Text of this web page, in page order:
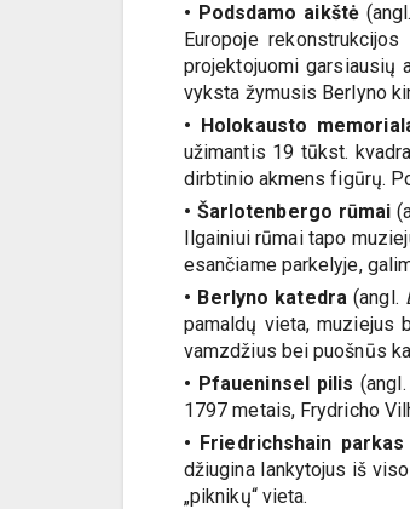
• Podsdamo aikštė(angl.
Europoje
projektojuomi garsiausių
vyksta žymusis Berlyno
• Holokausto
užimantis 19 tūkst.
dirbtinio akmens figūrų.
• Šarlotenbergo rūmai
Ilgainiui rūmai tapo
esančiame parkelyje,
• Berlyno katedra(angl.
pamaldų vieta, muziejus
vamzdžius bei puošnūs
• Pfaueninsel pilis (angl.
1797 metais, Frydricho
• Friedrichshain parkas
džiugina lankytojus iš
„piknikų“ vieta.